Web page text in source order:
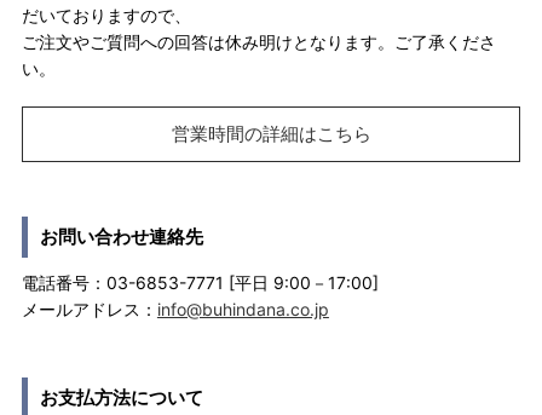
だいておりますので、
ご注文やご質問への回答は休み明けとなります。ご了承くださ
い。
営業時間の詳細はこちら
お問い合わせ連絡先
電話番号：03-6853-7771 [平日 9:00－17:00]
メールアドレス： info@buhindana.co.jp
お支払方法について